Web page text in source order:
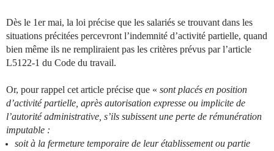
Dès le 1er mai, la loi précise que les salariés se trouvant dans les
situations précitées percevront l’indemnité d’activité partielle, quand
bien même ils ne rempliraient pas les critères prévus par l’article
L5122-1 du Code du travail.
Or, pour rappel cet article précise que « sont placés en position
d’activité partielle, après autorisation expresse ou implicite de
l’autorité administrative, s’ils subissent une perte de rémunération
imputable :
soit à la fermeture temporaire de leur établissement ou partie